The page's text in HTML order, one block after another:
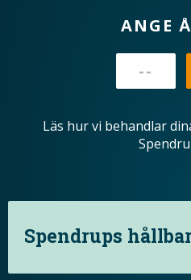
ANGE
Läs hur vi behandlar
Spendrups